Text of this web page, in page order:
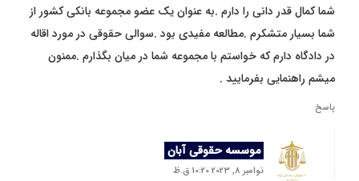
شما کمال قدر دانی را دارم .به عنوان یک عضو مجموعه بانکی کشور از
شما بسیار متشکرم .مطالعه مفیدی بود .سوالی حقوقی در مورد اقاله
در دادگاه دارم که خواستم با مجموعه شما در میان بگذارم .ممنون
میشم راهنمایی بفرمایید .
پاسخ
موسسه حقوقی آبان
نوامبر 8, 2023 10:20 ق.ظ